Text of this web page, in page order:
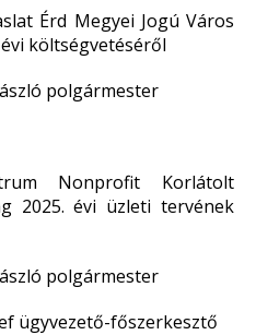
Érd Megyei Jogú Város
költségvetéséről
polgármester
Nonprofit Korlátolt
2025. évi üzleti tervének
polgármester
ügyvezető-főszerkesztő